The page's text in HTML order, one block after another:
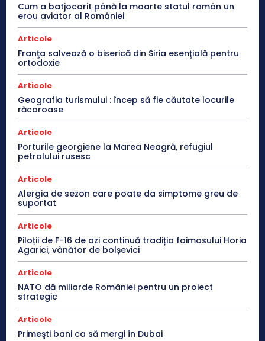
Cum a batjocorit până la moarte statul român un
erou aviator al României
Articole
Franţa salvează o biserică din Siria esenţială pentru
ortodoxie
Articole
Geografia turismului : încep să fie căutate locurile
răcoroase
Articole
Porturile georgiene la Marea Neagră, refugiul
petrolului rusesc
Articole
Alergia de sezon care poate da simptome greu de
suportat
Articole
Piloții de F-16 de azi continuă tradiția faimosului Horia
Agarici, vânător de bolșevici
Articole
NATO dă miliarde României pentru un proiect
strategic
Articole
Primeşti bani ca să mergi în Dubai